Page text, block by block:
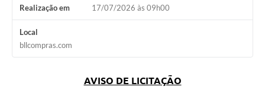
Realização em 17/07/2026 às 09h00
Local
bllcompras.com
AVISO DE LICITAÇÃO